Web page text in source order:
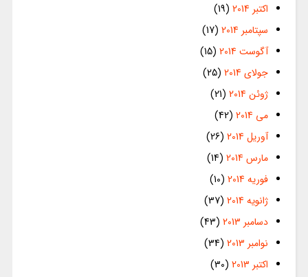
اکتبر 2014
(19)
سپتامبر 2014
(17)
آگوست 2014
(15)
جولای 2014
(25)
ژوئن 2014
(21)
می 2014
(42)
آوریل 2014
(26)
مارس 2014
(14)
فوریه 2014
(10)
ژانویه 2014
(37)
دسامبر 2013
(43)
نوامبر 2013
(34)
اکتبر 2013
(30)